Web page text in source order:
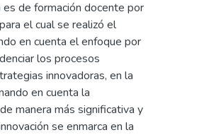
de formación docente por
el cual se realizó el
en cuenta el enfoque por
los procesos
innovadoras, en la
en cuenta la
manera más significativa y
se enmarca en la